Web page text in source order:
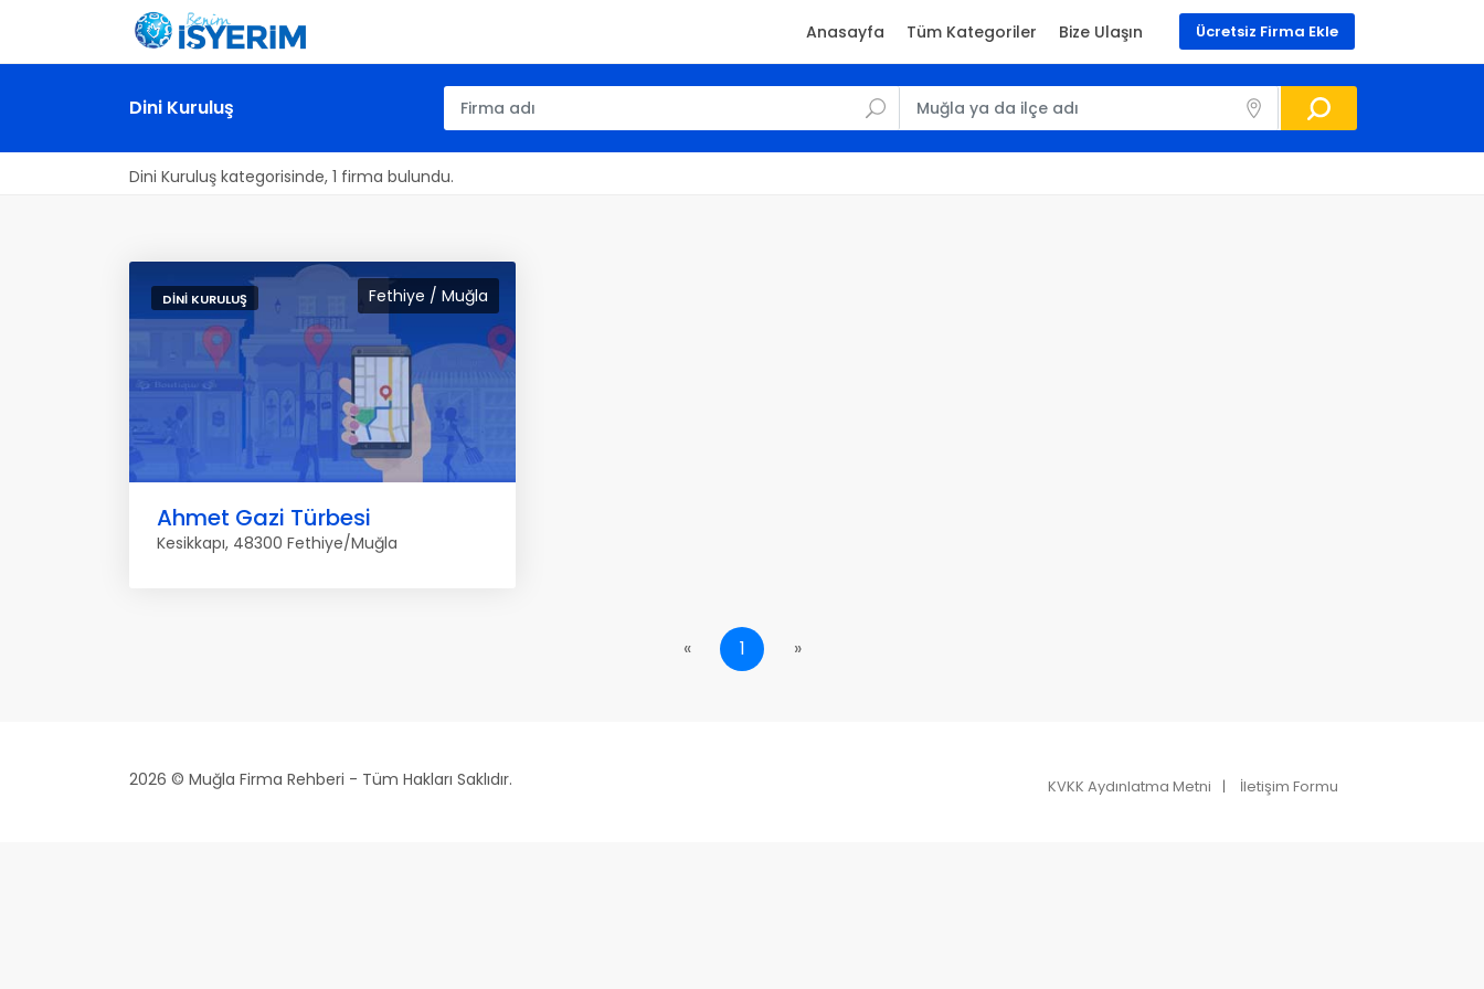
Ücretsiz Firma Ekle
Anasayfa Tüm Kategoriler Bize Ulaşın
Dini Kuruluş
Dini Kuruluş kategorisinde, 1 firma bulundu.
Fethiye / Muğla
DINI KURULUŞ
Ahmet Gazi Türbesi
Kesikkapı, 48300 Fethiye/Muğla
« 1 »
2026 © Muğla Firma Rehberi - Tüm Hakları Saklıdır. KVKK Aydınlatma Metni İletişim Formu